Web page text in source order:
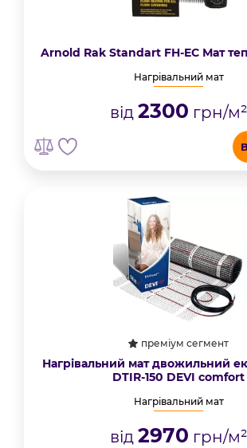
Arnold Rak Standart FH-EС Мат
Нагрівальний мат
від 2300 грн/м²
преміум сегмент
Нагрівальний мат двожильний
DTIR-150 DEVI comfort
Нагрівальний мат
від 2970 грн/м²